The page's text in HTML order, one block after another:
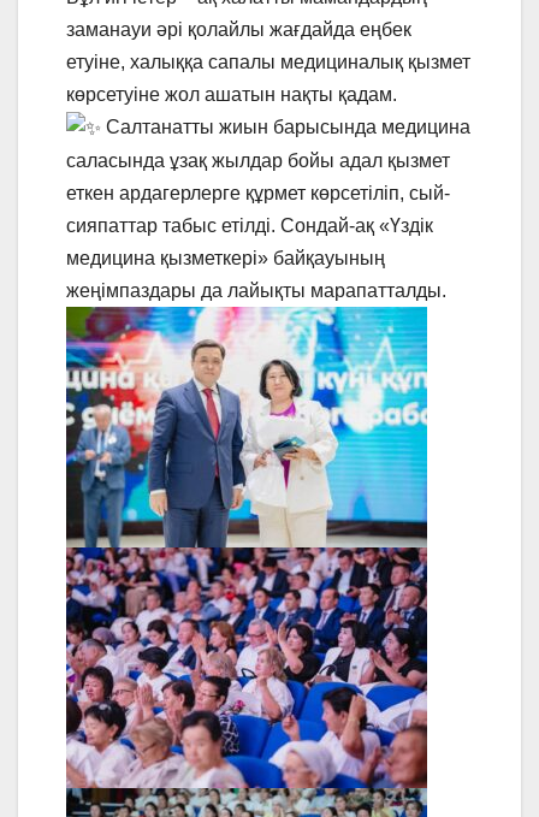
заманауи әрі қолайлы жағдайда еңбек
етуіне, халыққа сапалы медициналық қызмет
көрсетуіне жол ашатын нақты қадам.
Салтанатты жиын барысында медицина
саласында ұзақ жылдар бойы адал қызмет
еткен ардагерлерге құрмет көрсетіліп, сый-
сияпаттар табыс етілді. Сондай-ақ «Үздік
медицина қызметкері» байқауының
жеңімпаздары да лайықты марапатталды.